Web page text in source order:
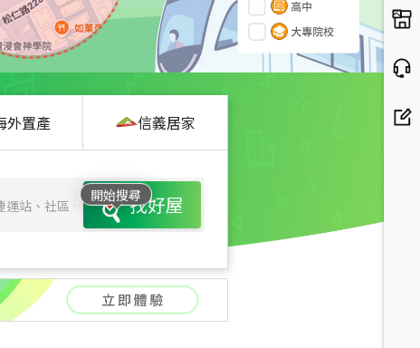
外置產 信義居家
開始搜尋
找好屋